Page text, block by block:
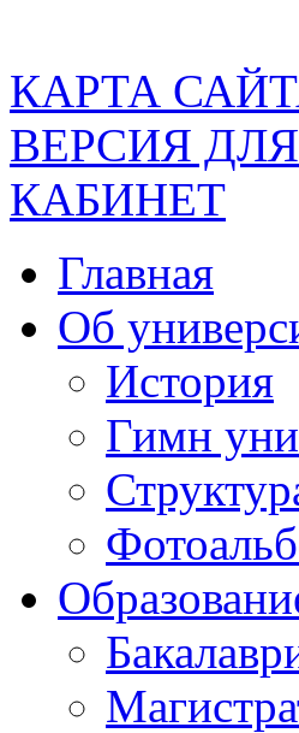
КАРТА
ВЕРСИЯ
КАБИНЕТ
Главная
Об
История
Гимн